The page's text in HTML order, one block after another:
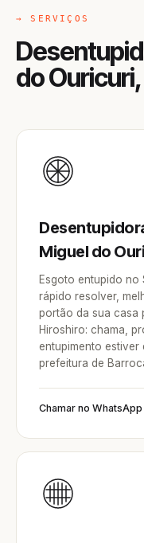
→ SERVIÇOS
do
Miguel do
Esgoto entupido no
rápido resolver,
portão da sua casa
Hiroshiro: chama,
entupimento
prefeitura de
Chamar no WhatsApp